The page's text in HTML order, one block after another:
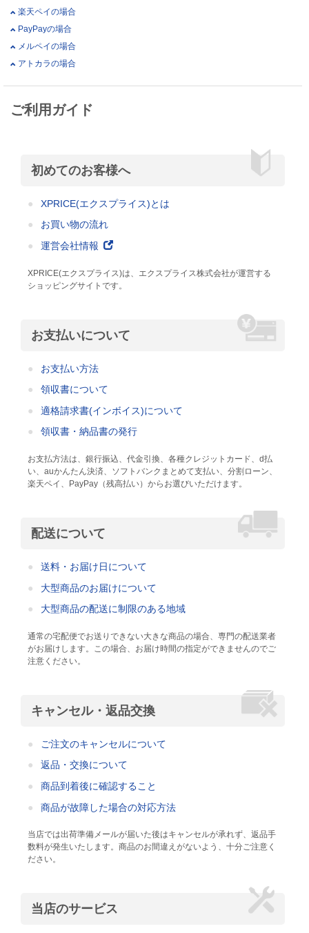
楽天ペイの場合
PayPayの場合
メルペイの場合
アトカラの場合
ご利用ガイド
初めてのお客様へ
XPRICE(エクスプライス)とは
お買い物の流れ
運営会社情報
XPRICE(エクスプライス)は、エクスプライス株式会社が運営する
ショッピングサイトです。
お支払いについて
お支払い方法
領収書について
適格請求書(インボイス)について
領収書・納品書の発行
お支払方法は、銀行振込、代金引換、各種クレジットカード、d払
い、auかんたん決済、ソフトバンクまとめて支払い、分割ローン、
楽天ペイ、PayPay（残高払い）からお選びいただけます。
配送について
送料・お届け日について
大型商品のお届けについて
大型商品の配送に制限のある地域
通常の宅配便でお送りできない大きな商品の場合、専門の配送業者
がお届けします。この場合、お届け時間の指定ができませんのでご
注意ください。
キャンセル・返品交換
ご注文のキャンセルについて
返品・交換について
商品到着後に確認すること
商品が故障した場合の対応方法
当店では出荷準備メールが届いた後はキャンセルが承れず、返品手
数料が発生いたします。商品のお間違えがないよう、十分ご注意く
ださい。
当店のサービス